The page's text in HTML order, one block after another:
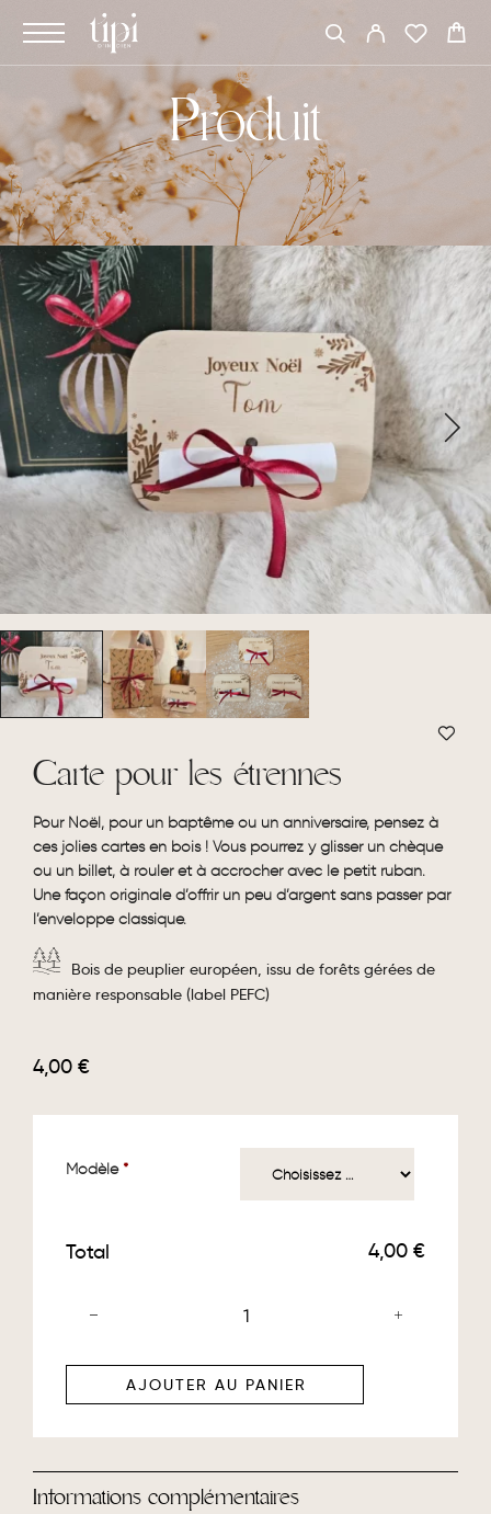
Produit
Carte pour les étrennes
Pour Noël, pour un baptême ou un anniversaire, pensez à
ces jolies cartes en bois ! Vous pourrez y glisser un chèque
ou un billet, à rouler et à accrocher avec le petit ruban.
Une façon originale d’offrir un peu d’argent sans passer par
l’enveloppe classique.
Bois de peuplier européen, issu de forêts gérées de
manière responsable (label PEFC)
4,00 €
Modèle *
Total 4,00 €
AJOUTER AU PANIER
Informations complémentaires